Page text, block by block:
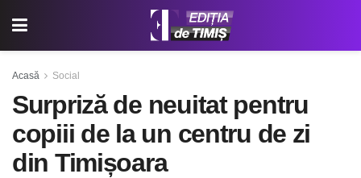
Acasă Social
Surpriză de neuitat pentru
copiii de la un centru de zi
din Timișoara